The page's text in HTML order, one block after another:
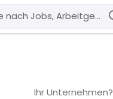
Ihr Unternehmen?